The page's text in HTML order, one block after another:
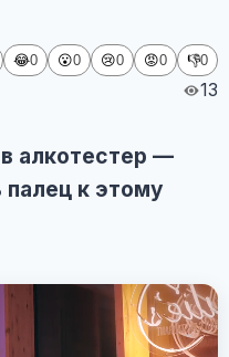
😂0 😮0 😢0 😡0 👎0
13
алкотестер —
к этому